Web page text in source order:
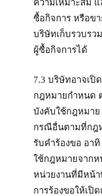
ความเหมาะสม
ซื้อกิจการ หรือข
บริษัทเก็บรวบรว
ผู้ซื้อกิจการได้
7.3 บริษัทอาจเปิ
กฎหมายกำหนด
บังคับใช้กฎหมาย
กรณีอื่นตามที่กฎ
รับคำร้องขอ อา
ใช้กฎหมายจากห
หน่วยงานที่มีหน้
การร้องขอให้เปิ